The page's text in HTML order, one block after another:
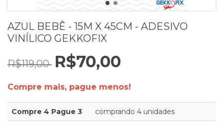
AZUL BEBÊ - 15M X 45CM - ADESIVO
VINÍLICO GEKKOFIX
R$119,00 R$70,00
Compre mais, pague menos!
Compre 4 Pague 3 comprando 4 unidades